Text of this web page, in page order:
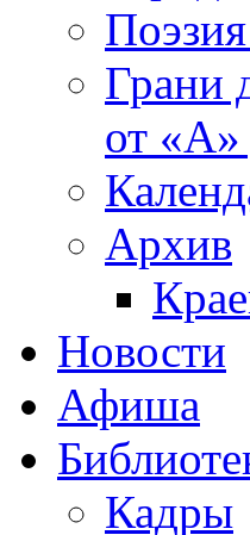
Грани
от
Архив
Новости
Афиша
Кадры